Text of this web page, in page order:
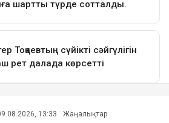
13:33 Жаңалықтар